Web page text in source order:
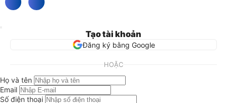
Tạo tài khoản
Đăng ký bằng Google
HOẶC
Họ và tên
Email
Số điện thoại